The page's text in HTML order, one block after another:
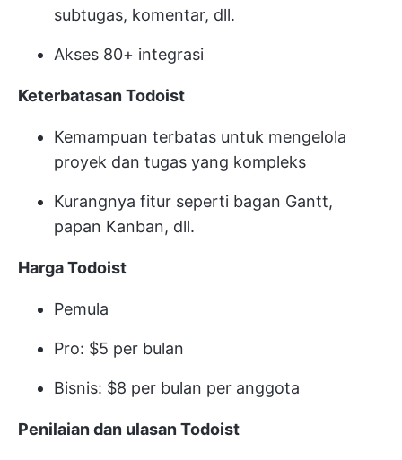
subtugas, komentar, dll.
Akses 80+ integrasi
Keterbatasan Todoist
Kemampuan terbatas untuk mengelola
proyek dan tugas yang kompleks
Kurangnya fitur seperti bagan Gantt,
papan Kanban, dll.
Harga Todoist
Pemula
Pro: $5 per bulan
Bisnis: $8 per bulan per anggota
Penilaian dan ulasan Todoist